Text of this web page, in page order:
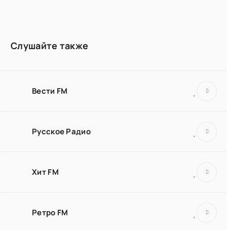
Слушайте также
Вести FM
Русское Радио
Хит FM
Ретро FM